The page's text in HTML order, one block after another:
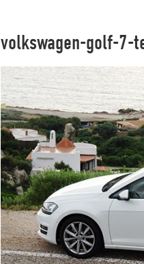
volkswagen-golf-7-